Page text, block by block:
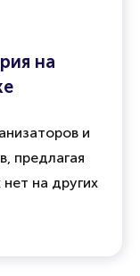
на
и
предлагая
на других